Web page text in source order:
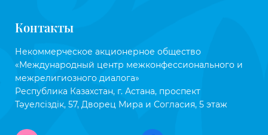
Контакты
Некоммерческое акционерное общество
«Международный центр межконфессионального и
межрелигиозного диалога»
Республика Казахстан, г. Астана, проспект
Тәуелсіздік, 57, Дворец Мира и Согласия, 5 этаж